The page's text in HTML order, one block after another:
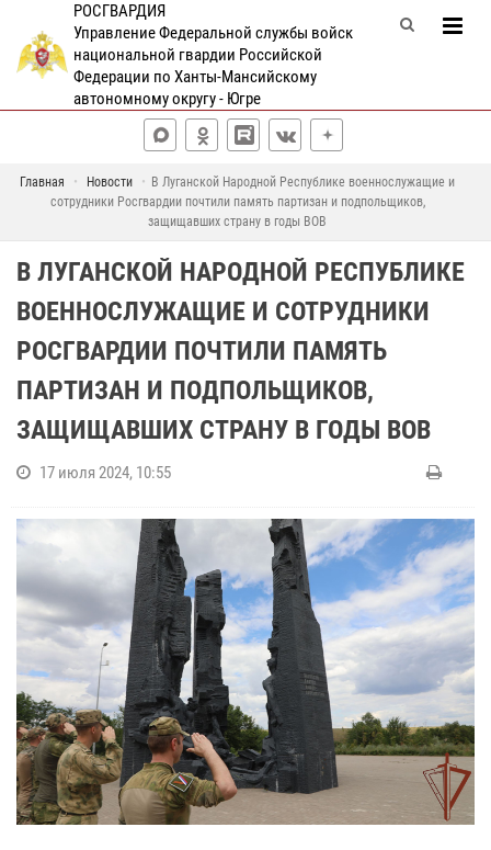
РОСГВАРДИЯ
Управление Федеральной службы войск
национальной гвардии Российской
Федерации по Ханты-Мансийскому
автономному округу - Югре
Главная Новости
В Луганской Народной Республике военнослужащие и
сотрудники Росгвардии почтили память партизан и подпольщиков,
защищавших страну в годы ВОВ
В ЛУГАНСКОЙ НАРОДНОЙ РЕСПУБЛИКЕ
ВОЕННОСЛУЖАЩИЕ И СОТРУДНИКИ
РОСГВАРДИИ ПОЧТИЛИ ПАМЯТЬ
ПАРТИЗАН И ПОДПОЛЬЩИКОВ,
ЗАЩИЩАВШИХ СТРАНУ В ГОДЫ ВОВ
17 июля 2024, 10:55